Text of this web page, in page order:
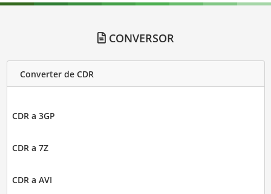
CONVERSOR
Converter de CDR
CDR a 3GP
CDR a 7Z
CDR a AVI